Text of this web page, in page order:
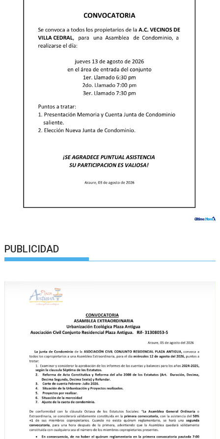
PUBLICIDAD